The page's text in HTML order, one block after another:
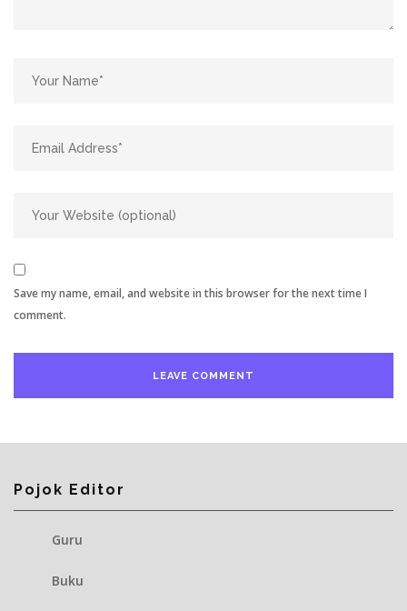
Save my name, email, and website in this browser for the next time I
comment.
Pojok Editor
Guru
Buku